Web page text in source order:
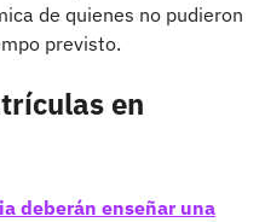
de quienes no pudieron
previsto.
en
deberán enseñar una